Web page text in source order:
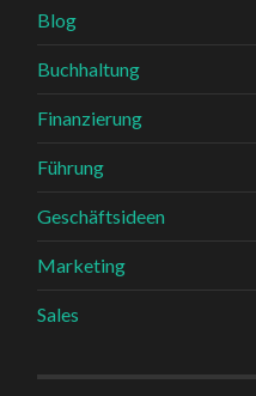
Blog
Buchhaltung
Finanzierung
Führung
Geschäftsideen
Marketing
Sales